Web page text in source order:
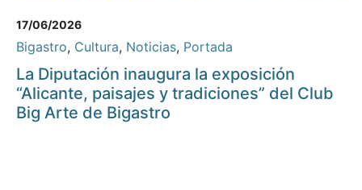
17/06/2026
Bigastro, Cultura, Noticias, Portada
La Diputación inaugura la exposición
“Alicante, paisajes y tradiciones” del Club
Big Arte de Bigastro